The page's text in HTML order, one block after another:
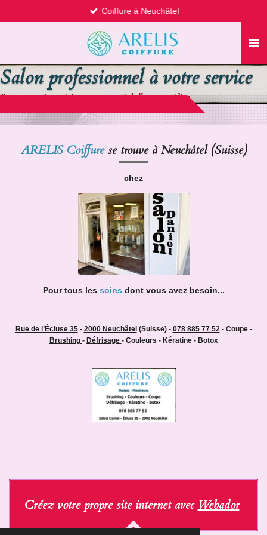
Coiffure à Neuchâtel
Salon professionnel à votre service
Pour vos sorties, soirées ou vous sentir belle au quotidien
ARELIS Coiffurese trouve à Neuchâtel (Suisse)
chez
Pour tous les soins dont vous avez besoin...
Rue de l’Écluse 35- 2000 Neuchâtel(Suisse) - 078 885 77 52 - Coupe -
Brushing - Défrisage - Couleurs - Kératine - Botox
Créez votre propre site internet avec Webador